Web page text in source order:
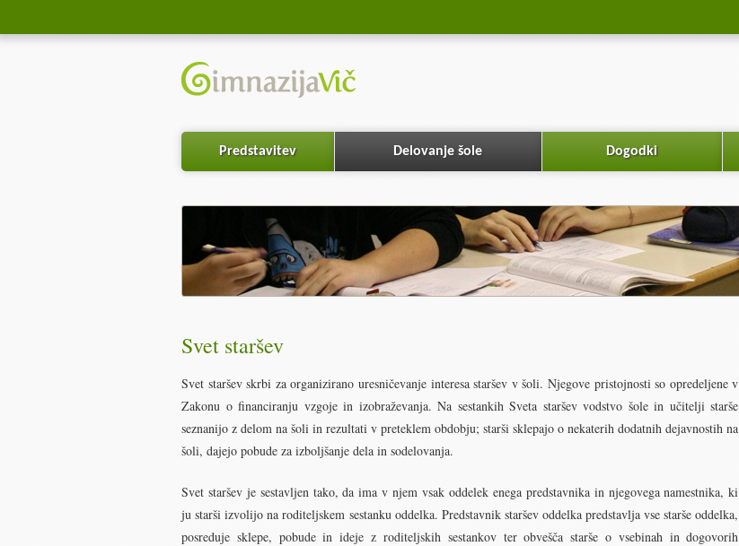
Predstavitev Delovanje šole Dogodki
Svet staršev
Svet staršev skrbi za organizirano uresničevanje interesa staršev v šoli. Njegove pristojnosti so opredeljene v
Zakonu o financiranju vzgoje in izobraževanja. Na sestankih Sveta staršev vodstvo šole in učitelji starše
seznanijo z delom na šoli in rezultati v preteklem obdobju; starši sklepajo o nekaterih dodatnih dejavnostih na
šoli, dajejo pobude za izboljšanje dela in sodelovanja.
Svet staršev je sestavljen tako, da ima v njem vsak oddelek enega predstavnika in njegovega namestnika, ki
ju starši izvolijo na roditeljskem sestanku oddelka. Predstavnik staršev oddelka predstavlja vse starše oddelka,
posreduje sklepe, pobude in ideje z roditeljskih sestankov ter obvešča starše o vsebinah in dogovorih